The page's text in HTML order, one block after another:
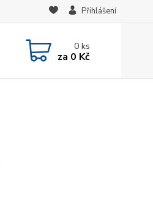
Přihlášení
0ks
za 0 Kč